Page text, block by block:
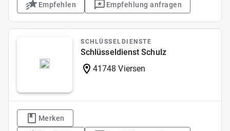
Empfehlen Empfehlung anfragen
SCHLÜSSELDIENSTE
Schlüsseldienst Schulz
41748 Viersen
Merken